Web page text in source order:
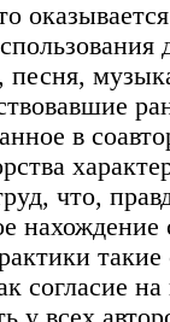
в
что,
нахождение
такие
согласие на